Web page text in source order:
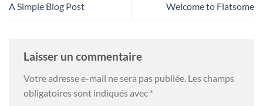
A Simple Blog Post Welcome to Flatsome
Laisser un commentaire
Votre adresse e-mail ne sera pas publiée. Les champs
obligatoires sont indiqués avec *